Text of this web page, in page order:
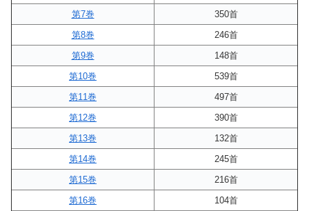
第7巻
350首
第8巻
246首
第9巻
148首
第10巻
539首
第11巻
497首
第12巻
390首
第13巻
132首
第14巻
245首
第15巻
216首
第16巻
104首